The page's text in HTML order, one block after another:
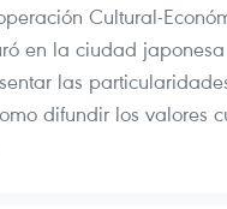
Cultural-
en la ciudad
las
difundir los valores